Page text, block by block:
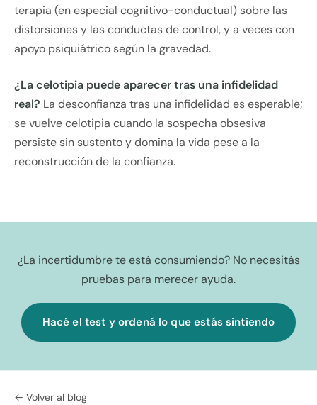
terapia (en especial cognitivo-conductual) sobre las
distorsiones y las conductas de control, y a veces con
apoyo psiquiátrico según la gravedad.
¿La celotipia puede aparecer tras una infidelidad
real? La desconfianza tras una infidelidad es esperable;
se vuelve celotipia cuando la sospecha obsesiva
persiste sin sustento y domina la vida pese a la
reconstrucción de la confianza.
¿La incertidumbre te está consumiendo? No necesitás
pruebas para merecer ayuda.
Hacé el test y ordená lo que estás sintiendo
← Volver al blog